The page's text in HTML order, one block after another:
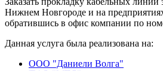
Нижнем Новгороде и на
обратившись в офис компании по
Данная услуга была реализована на:
ООО "Даниели Волга"